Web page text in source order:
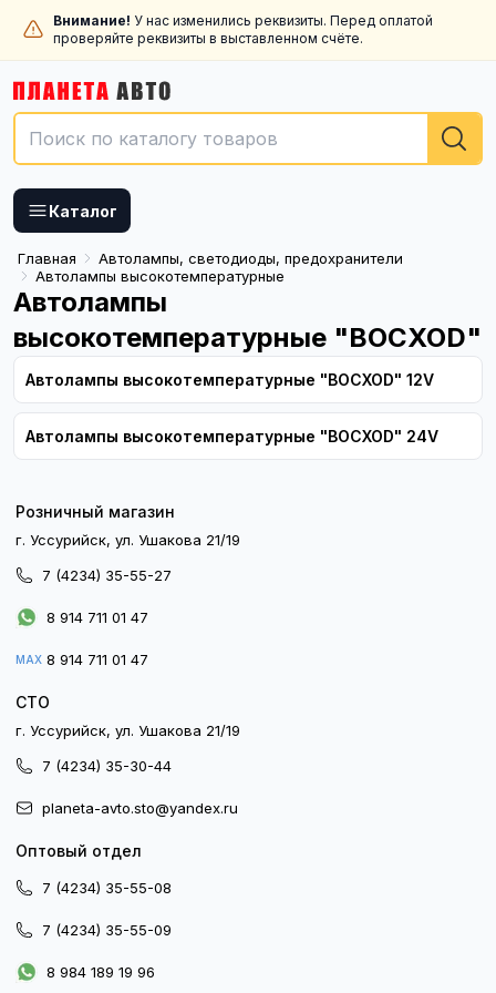
Внимание! У нас изменились реквизиты. Перед оплатой
проверяйте реквизиты в выставленном счёте.
Каталог
Главная
Автолампы, светодиоды, предохранители
Автолампы высокотемпературные
Автолампы
высокотемпературные "ВОСХОD"
Автолампы высокотемпературные "ВОСХОD" 12V
Автолампы высокотемпературные "ВОСХОD" 24V
Розничный магазин
г. Уссурийск, ул. Ушакова 21/19
7 (4234) 35-55-27
8 914 711 01 47
MAX 8 914 711 01 47
СТО
г. Уссурийск, ул. Ушакова 21/19
7 (4234) 35-30-44
planeta-avto.sto@yandex.ru
Оптовый отдел
7 (4234) 35-55-08
7 (4234) 35-55-09
8 984 189 19 96